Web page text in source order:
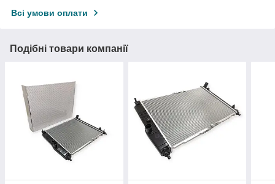
Всі умови оплати
Подібні товари компанії